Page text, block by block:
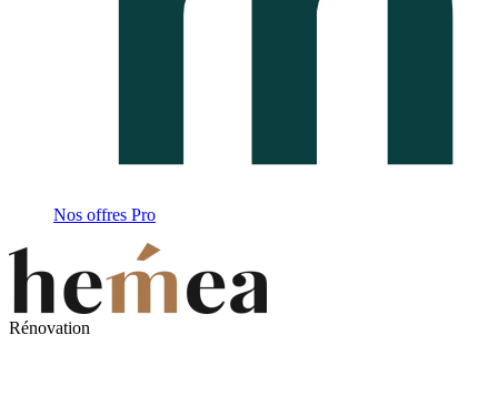
Nos offres Pro
Rénovation